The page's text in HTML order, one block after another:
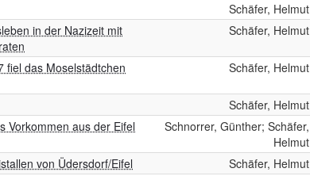
Schäfer, Helmut
in der Nazizeit mit
Schäfer, Helmut
fiel das Moselstädtchen
Schäfer, Helmut
Schäfer, Helmut
Vorkommen aus der Eifel
Schnorrer, Günther; Schäfer,
Helmut
von Üdersdorf/Eifel Schäfer, Helmut